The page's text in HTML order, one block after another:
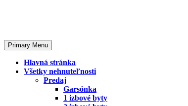
Primary Menu
Hlavná stránka
Všetky nehnuteľnosti
Predaj
Garsónka
1 izbové byty